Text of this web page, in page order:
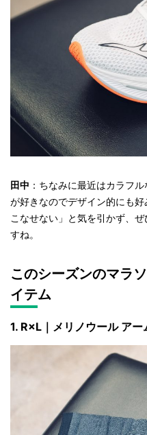
田中 ：ちなみに最近はカラフ
が好きなのでデザイン的にも
こなせない」と気を引かず、
すね。
このシーズンのマラ
イテム
1. R×L｜メリノウール アー